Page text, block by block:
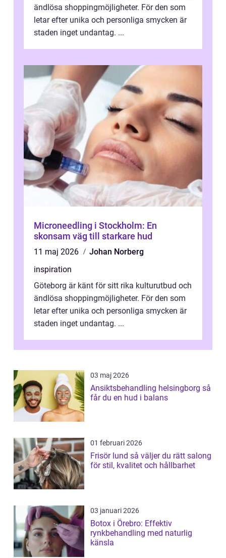
ändlösa shoppingmöjligheter. För den som
letar efter unika och personliga smycken är
staden inget undantag. ...
Microneedling i Stockholm: En
skonsam väg till starkare hud
11 maj 2026
Johan Norberg
inspiration
Göteborg är känt för sitt rika kulturutbud och
ändlösa shoppingmöjligheter. För den som
letar efter unika och personliga smycken är
staden inget undantag. ...
03 maj 2026
Ansiktsbehandling helsingborg så
får du en hud i balans
01 februari 2026
Frisör lund så väljer du rätt salong
för stil, kvalitet och hållbarhet
03 januari 2026
Botox i Örebro: Effektiv
rynkbehandling med naturlig
känsla